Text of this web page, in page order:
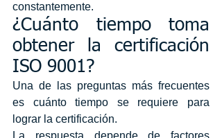
constantemente.
¿Cuánto tiempo toma
obtener la certificación
ISO 9001?
Una de las preguntas más frecuentes
es cuánto tiempo se requiere para
lograr la certificación.